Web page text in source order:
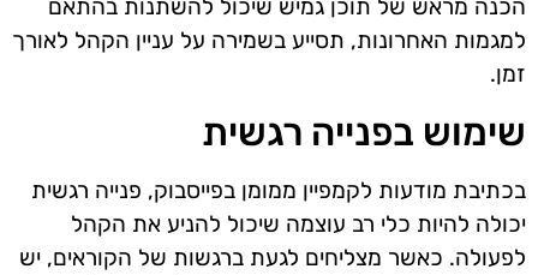
הכנה מראש של תוכן גמיש שיכול להשתנות בהתאם
למגמות האחרונות, תסייע בשמירה על עניין הקהל לאורך
זמן.
שימוש בפנייה רגשית
בכתיבת מודעות לקמפיין ממומן בפייסבוק, פנייה רגשית
יכולה להיות כלי רב עוצמה שיכול להניע את הקהל
לפעולה. כאשר מצליחים לגעת ברגשות של הקוראים, יש